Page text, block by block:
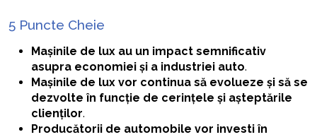
5 Puncte Cheie
Mașinile de lux au un impact semnificativ
asupra economiei și a industriei auto.
Mașinile de lux vor continua să evolueze și să se
dezvolte în funcție de cerințele și așteptările
clienților.
Producătorii de automobile vor investi în